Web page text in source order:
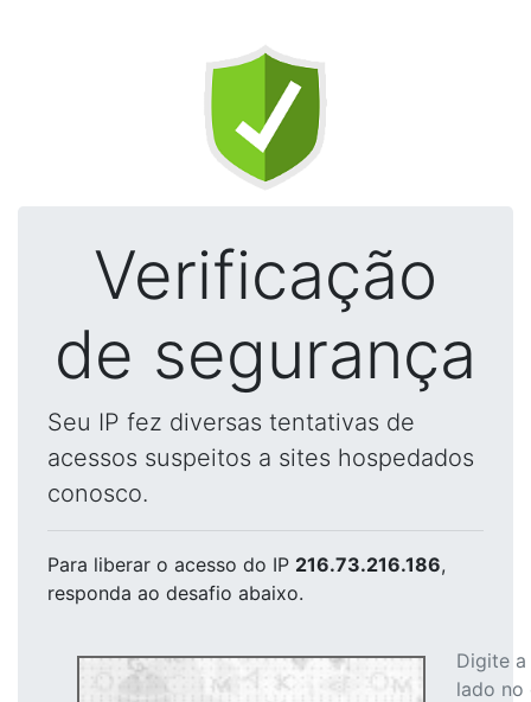
Verificação
de segurança
Seu IP fez diversas tentativas de
acessos suspeitos a sites hospedados
conosco.
Para liberar o acesso do IP 216.73.216.186,
responda ao desafio abaixo.
Digite
lado no